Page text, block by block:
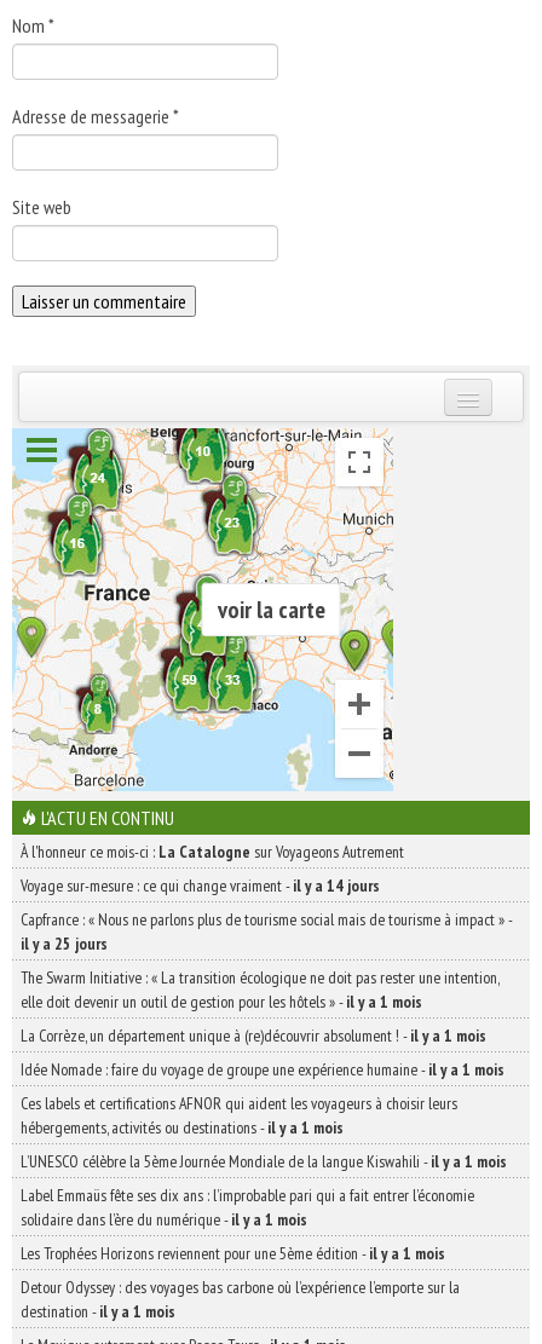
Nom *
Adresse de messagerie *
Site web
INSCRIVEZ-VOUS | ABONNEZ-VOUS
voir la carte
L'ACTU EN CONTINU
À l'honneur ce mois-ci : La Catalogne sur Voyageons Autrement
Voyage sur-mesure : ce qui change vraiment-il y a 14 jours
Capfrance : « Nous ne parlons plus de tourisme social mais de tourisme à impact »-
il y a 25 jours
The Swarm Initiative : « La transition écologique ne doit pas rester une intention,
elle doit devenir un outil de gestion pour les hôtels »-il y a 1 mois
La Corrèze, un département unique à (re)découvrir absolument ! -il y a 1 mois
Idée Nomade : faire du voyage de groupe une expérience humaine-il y a 1 mois
Ces labels et certifications AFNOR qui aident les voyageurs à choisir leurs
hébergements, activités ou destinations-il y a 1 mois
L’UNESCO célèbre la 5ème Journée Mondiale de la langue Kiswahili -il y a 1 mois
Label Emmaüs fête ses dix ans : l’improbable pari qui a fait entrer l’économie
solidaire dans l’ère du numérique-il y a 1 mois
Les Trophées Horizons reviennent pour une 5ème édition -il y a 1 mois
Detour Odyssey : des voyages bas carbone où l’expérience l’emporte sur la
destination -il y a 1 mois